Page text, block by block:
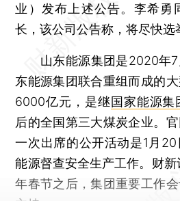
业）发布上述公告。李希勇
长，该公司公告称，将尽快选
山东能源集团是2020年7
东能源集团联合重组而成的
6000亿元，是继国家能源集
后的全国第三大煤炭企业。
一次出席的公开活动是1月
能源督查安全生产工作。财
年春节之后，集团重要工作